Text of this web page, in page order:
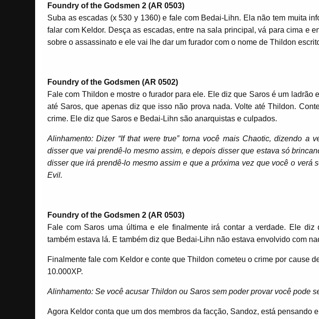
Foundry of the Godsmen 2 (AR 0503)
Suba as escadas (x 530 y 1360) e fale com Bedai-Lihn. Ela não tem muita
falar com Keldor. Desça as escadas, entre na sala principal, vá para cima e
sobre o assassinato e ele vai lhe dar um furador com o nome de Thildon
Foundry of the Godsmen (AR 0502)
Fale com Thildon e mostre o furador para ele. Ele diz que Saros é um ladrão
até Saros, que apenas diz que isso não prova nada. Volte até Thildon.
crime. Ele diz que Saros e Bedai-Lihn são anarquistas e culpados.
Alinhamento: Dizer “If that were true” torna você mais Chaotic, dizendo a
disser que vai prendê-lo mesmo assim, e depois disser que estava só
disser que irá prendê-lo mesmo assim e que a próxima vez que você o verá
Evil.
Foundry of the Godsmen 2 (AR 0503)
Fale com Saros uma última e ele finalmente irá contar a verdade. Ele
também estava lá. E também diz que Bedai-Lihn não estava envolvido com
Finalmente fale com Keldor e conte que Thildon cometeu o crime por cause
10.000XP.
Alinhamento: Se você acusar Thildon ou Saros sem poder provar você pode
Agora Keldor conta que um dos membros da facção, Sandoz, está pensando